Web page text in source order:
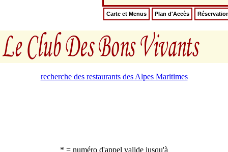
Carte et Menus Plan d'Accès
recherche des restaurants des Alpes Maritimes
* = numéro d'appel valide jusqu'à